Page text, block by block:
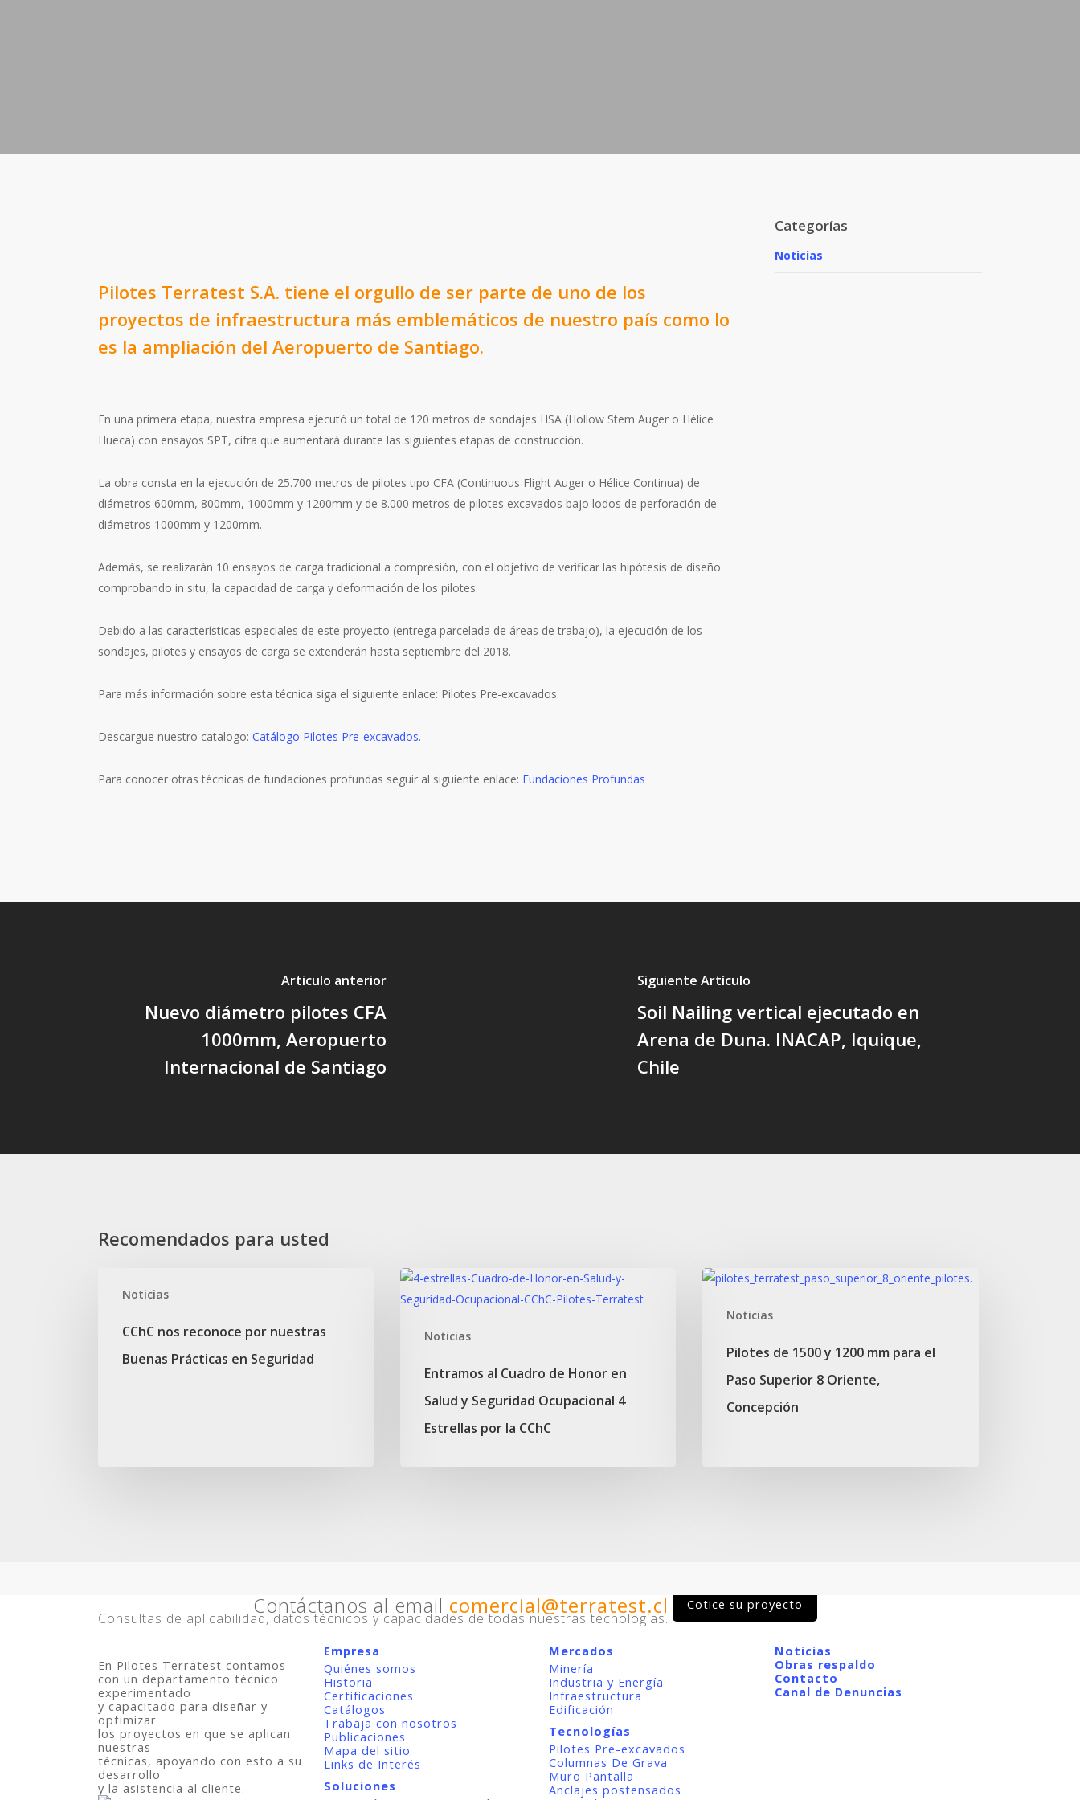
Pilotes Terratest S.A. tiene el orgullo de ser parte de uno de los
proyectos de infraestructura más emblemáticos de nuestro país como lo
es la ampliación del Aeropuerto de Santiago.
En una primera etapa, nuestra empresa ejecutó un total de 120 metros de sondajes HSA (Hollow Stem Auger o Hélice
Hueca) con ensayos SPT, cifra que aumentará durante las siguientes etapas de construcción.
La obra consta en la ejecución de 25.700 metros de pilotes tipo CFA (Continuous Flight Auger o Hélice Continua) de
diámetros 600mm, 800mm, 1000mm y 1200mm y de 8.000 metros de pilotes excavados bajo lodos de perforación de
diámetros 1000mm y 1200mm.
Además, se realizarán 10 ensayos de carga tradicional a compresión, con el objetivo de verificar las hipótesis de diseño
comprobando in situ, la capacidad de carga y deformación de los pilotes.
Debido a las características especiales de este proyecto (entrega parcelada de áreas de trabajo), la ejecución de los
sondajes, pilotes y ensayos de carga se extenderán hasta septiembre del 2018.
Para más información sobre esta técnica siga el siguiente enlace: Pilotes Pre-excavados.
Descargue nuestro catalogo:Catálogo Pilotes Pre-excavados.
Para conocer otras técnicas de fundaciones profundas seguir al siguiente enlace: Fundaciones Profundas
Categorías
Noticias
Articulo anterior
Nuevo diámetro pilotes CFA
1000mm, Aeropuerto
Internacional de Santiago
Siguiente Artículo
Soil Nailing vertical ejecutado en
Arena de Duna. INACAP, Iquique,
Chile
Recomendados para usted
Noticias
nuestras
CChC nos reconoce por nuestras
Buenas Prácticas en Seguridad
Noticias
Entramos
al
Salud
Ocupacional
Entramos al Cuadro de Honor en
Salud y Seguridad Ocupacional 4
Estrellas por la CChC
Noticias
Pilotes
1500
1200Pilotes de 1500 y 1200 mm para el
Paso Superior 8 Oriente,
Concepción
Contáctanos al email comercial@terratest.cl
Consultas de aplicabilidad, datos técnicos y capacidades de todas nuestras tecnologías.
Cotice su proyecto
En Pilotes Terratest contamos
con un departamento técnico
experimentado
y capacitado para diseñar y
optimizar
los proyectos en que se aplican
nuestras
técnicas, apoyando con esto a su
desarrollo
y la asistencia al cliente.
Empresa
Quiénes somos
Historia
Certificaciones
Catálogos
Trabaja con nosotros
Publicaciones
Mapa del sitio
Links de Interés
Soluciones
Mercados
Minería
Industria y Energía
Infraestructura
Edificación
Tecnologías
Pilotes Pre-excavados
Columnas De Grava
Muro Pantalla
Anclajes postensados
Noticias
Obras respaldo
Contacto
Canal de Denuncias